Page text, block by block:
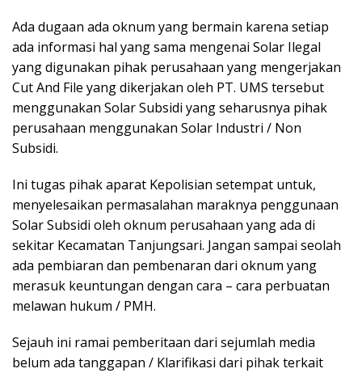
Ada dugaan ada oknum yang bermain karena setiap
ada informasi hal yang sama mengenai Solar Ilegal
yang digunakan pihak perusahaan yang mengerjakan
Cut And File yang dikerjakan oleh PT. UMS tersebut
menggunakan Solar Subsidi yang seharusnya pihak
perusahaan menggunakan Solar Industri / Non
Subsidi.
Ini tugas pihak aparat Kepolisian setempat untuk,
menyelesaikan permasalahan maraknya penggunaan
Solar Subsidi oleh oknum perusahaan yang ada di
sekitar Kecamatan Tanjungsari. Jangan sampai seolah
ada pembiaran dan pembenaran dari oknum yang
merasuk keuntungan dengan cara – cara perbuatan
melawan hukum / PMH.
Sejauh ini ramai pemberitaan dari sejumlah media
belum ada tanggapan / Klarifikasi dari pihak terkait